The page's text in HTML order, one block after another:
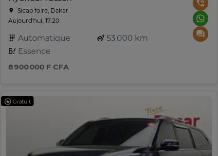
Sicap foire, Dakar
Aujourd'hui, 17:20
Automatique
53,000 km
Essence
8 900 000 F CFA
Gratuit